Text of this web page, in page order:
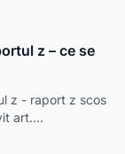
z – ce se
z - raport z scos
art....